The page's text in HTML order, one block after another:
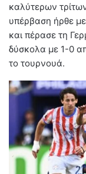
καλύτερων
υπέρβαση ήρθε
και πέρασε τη
δύσκολα με 1-0
το τουρνουά.